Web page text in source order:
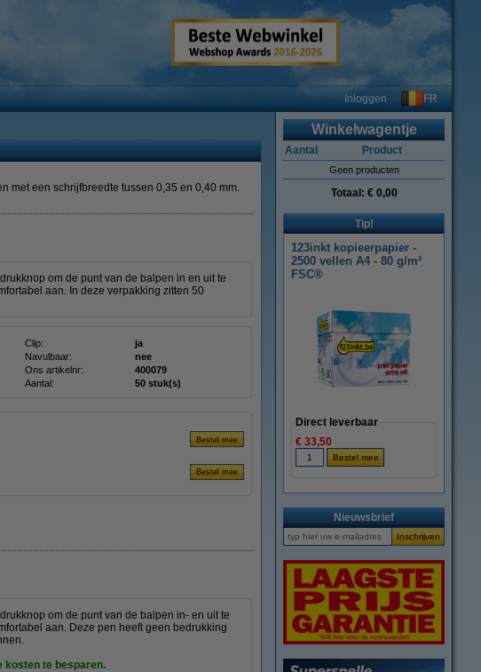
Inloggen FR
met een schrijfbreedte tussen 0,35 en 0,40 mm.
om de punt van de balpen in en uit te
aan. In deze verpakking zitten 50
Clip:
ja
Navulbaar:
nee
Ons artikelnr:
400079
Aantal: 50 stuk(s)
om de punt van de balpen in- en uit te
aan. Deze pen heeft geen bedrukking
kosten te besparen.
Winkelwagentje
Aantal Product
Geen producten
Totaal: € 0,00
Tip!
123inkt kopieerpapier -
2500 vellen A4 - 80 g/m²
FSC®
Direct leverbaar
€ 33,50
Nieuwsbrief